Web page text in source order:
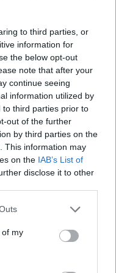
to third parties, or
information for
the below opt-out
note that after your
continue seeing
information utilized by
to third parties prior to
out of the further
by third parties on the
This information may
on the IAB’s List of
disclose it to other
one or more Google
You may click to
its third-party tags to
in below Google
of my
εγκλήματος των
ΟΠΕΚΕΠΕ.
κλίμα απόλυτης